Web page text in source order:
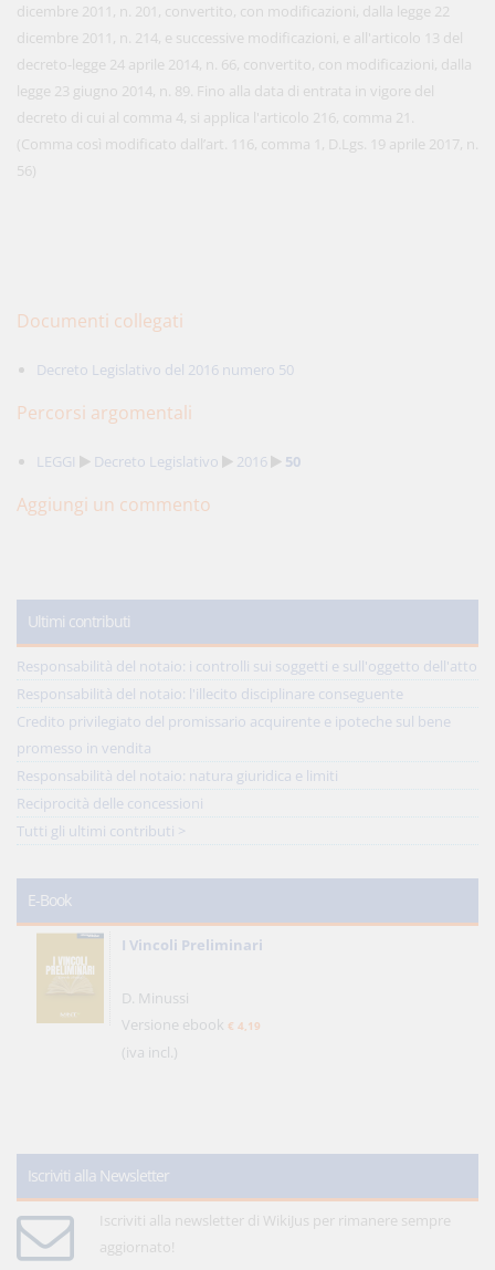
dicembre 2011, n. 201, convertito, con modificazioni, dalla legge 22
dicembre 2011, n. 214, e successive modificazioni, e all'articolo 13 del
decreto-legge 24 aprile 2014, n. 66, convertito, con modificazioni, dalla
legge 23 giugno 2014, n. 89. Fino alla data di entrata in vigore del
decreto di cui al comma 4, si applica l'articolo 216, comma 21.
(Comma così modificato dall’art. 116, comma 1, D.Lgs. 19 aprile 2017, n.
56)
Documenti collegati
Decreto Legislativo del 2016 numero 50
Percorsi argomentali
LEGGI Decreto Legislativo 2016 50
Aggiungi un commento
Ultimi contributi
Responsabilità del notaio: i controlli sui soggetti e sull'oggetto dell'atto
Responsabilità del notaio: l'illecito disciplinare conseguente
Credito privilegiato del promissario acquirente e ipoteche sul bene
promesso in vendita
Responsabilità del notaio: natura giuridica e limiti
Reciprocità delle concessioni
Tutti gli ultimi contributi >
E-Book
I Vincoli Preliminari
D. Minussi
Versione ebook € 4,19
(iva incl.)
Iscriviti alla Newsletter
Iscriviti alla newsletter di WikiJus per rimanere sempre
aggiornato!